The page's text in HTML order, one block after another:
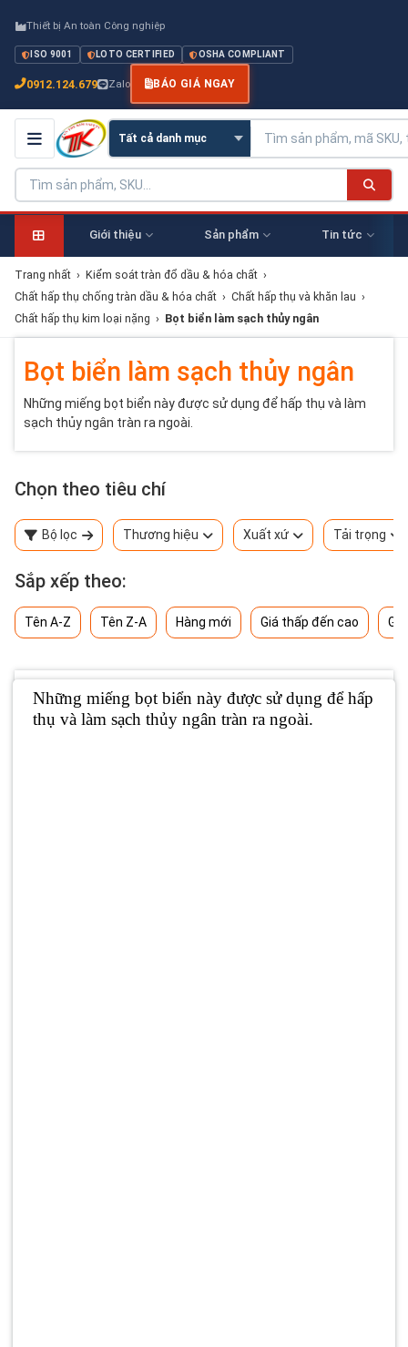
Thiết bị An toàn Công nghiệp
ISO 9001 LOTO CERTIFIED OSHA COMPLIANT
0912.124.679 Zalo BÁO GIÁ NGAY
Giới thiệu Sản phẩm Tin tức
Trang nhất › Kiểm soát tràn đổ dầu & hóa chất ›
Chất hấp thụ chống tràn dầu & hóa chất › Chất hấp thụ và khăn lau ›
Chất hấp thụ kim loại nặng › Bọt biển làm sạch thủy ngân
Bọt biển làm sạch thủy ngân
Những miếng bọt biển này được sử dụng để hấp thụ và làm
sạch thủy ngân tràn ra ngoài.
Chọn theo tiêu chí
Bộ lọc Thương hiệu Xuất xứ Tải trọng
Sắp xếp theo:
Tên A-Z Tên Z-A Hàng mới Giá thấp đến cao
Những miếng bọt biển này được sử dụng để hấp
thụ và làm sạch thủy ngân tràn ra ngoài.